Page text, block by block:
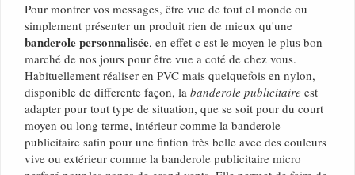
Pour montrer vos messages, être vue de tout el monde ou
simplement présenter un produit rien de mieux qu'une
banderole personnalisée, en effet c est le moyen le plus bon
marché de nos jours pour être vue a coté de chez vous.
Habituellement réaliser en PVC mais quelquefois en nylon,
disponible de differente façon, la banderole publicitaire est
adapter pour tout type de situation, que se soit pour du court
moyen ou long terme, intérieur comme la banderole
publicitaire satin pour une fintion très belle avec des couleurs
vive ou extérieur comme la banderole publicitaire micro